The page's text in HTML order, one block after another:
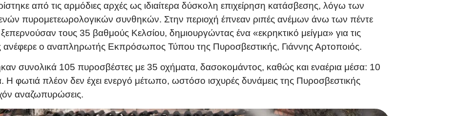
από τις αρμόδιες αρχές ως ιδιαίτερα δύσκολη επιχείρηση κατάσβεσης, λόγω των
πυρομετεωρολογικών συνθηκών. Στην περιοχή έπνεαν ριπές ανέμων άνω των πέντε
τους 35 βαθμούς Κελσίου, δημιουργώντας ένα «εκρηκτικό μείγμα» για τις
ανέφερε ο αναπληρωτής Εκπρόσωπος Τύπου της Πυροσβεστικής, Γιάννης Αρτοποιός.
συνολικά 105 πυροσβέστες με 35 οχήματα, δασοκομάντος, καθώς και εναέρια μέσα: 10
Η φωτιά πλέον δεν έχει ενεργό μέτωπο, ωστόσο ισχυρές δυνάμεις της Πυροσβεστικής
αναζωπυρώσεις.